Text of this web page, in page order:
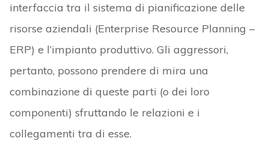
interfaccia tra il sistema di pianificazione delle
risorse aziendali (Enterprise Resource Planning –
ERP) e l’impianto produttivo. Gli aggressori,
pertanto, possono prendere di mira una
combinazione di queste parti (o dei loro
componenti) sfruttando le relazioni e i
collegamenti tra di esse.